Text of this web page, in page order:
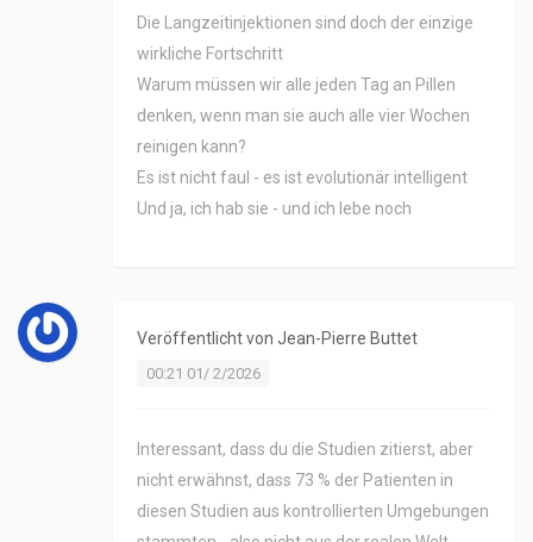
Die Langzeitinjektionen sind doch der einzige
wirkliche Fortschritt
Warum müssen wir alle jeden Tag an Pillen
denken, wenn man sie auch alle vier Wochen
reinigen kann?
Es ist nicht faul - es ist evolutionär intelligent
Und ja, ich hab sie - und ich lebe noch
Veröffentlicht von Jean-Pierre Buttet
00:21 01/ 2/2026
Interessant, dass du die Studien zitierst, aber
nicht erwähnst, dass 73 % der Patienten in
diesen Studien aus kontrollierten Umgebungen